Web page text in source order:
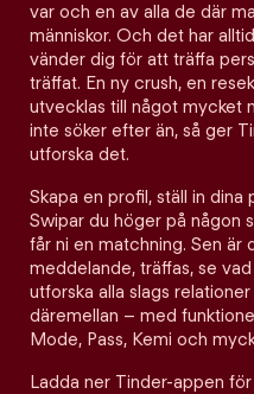
var och en av alla de där
människor. Och det har
vänder dig för att träffa
träffat. En ny crush, en
utvecklas till något mycket
inte söker efter än, så ger
utforska det.
Skapa en profil, ställ in
Swipar du höger på någon
får ni en matchning. Sen är
meddelande, träffas, se
utforska alla slags
däremellan – med
Mode, Pass, Kemi och
Ladda ner Tinder-appen